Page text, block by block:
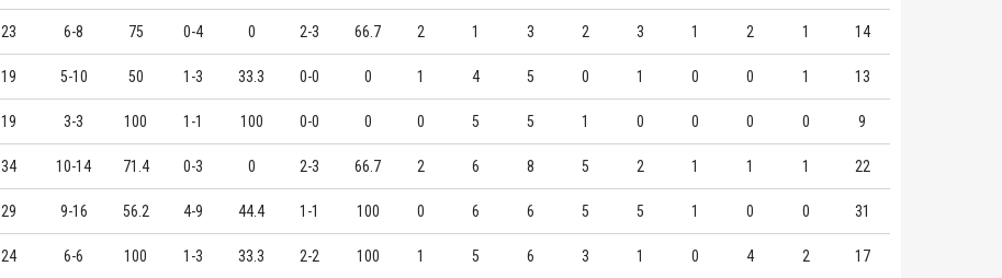
23 6-8 75 0-4 0 2-3 66.7 2 1 3 2 3 1 2 1 14
19 5-10 50 1-3 33.3 0-0 0 1 4 5 0 1 0 0 1 13
19 3-3 100 1-1 100 0-0 0 0 5 5 1 0 0 0 0 9
34 10-14 71.4 0-3 0 2-3 66.7 2 6 8 5 2 1 1 1 22
29 9-16 56.2 4-9 44.4 1-1 100 0 6 6 5 5 1 0 0 31
24 6-6 100 1-3 33.3 2-2 100 1 5 6 3 1 0 4 2 17